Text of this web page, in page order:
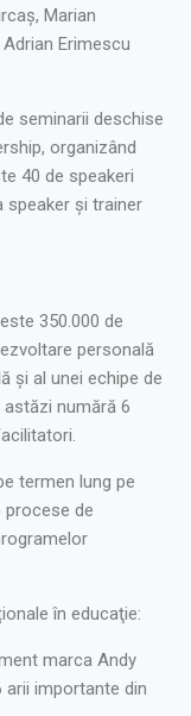
Marian
Erimescu
seminarii deschise
organizând
40 de speakeri
speaker și trainer
350.000 de
personală
și al unei echipe de
numără 6
termen lung pe
procese de
în educaţie:
marca Andy
arii importante din